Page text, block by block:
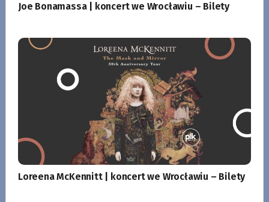
Joe Bonamassa | koncert we Wrocławiu – Bilety
Loreena McKennitt | koncert we Wrocławiu – Bilety